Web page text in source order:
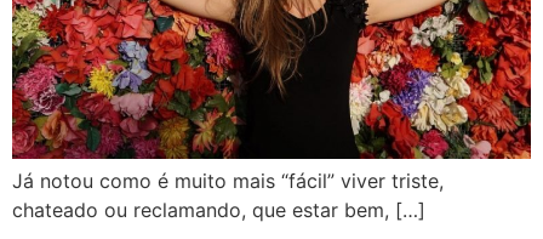
Já notou como é muito mais “fácil” viver triste,
chateado ou reclamando, que estar bem, […]